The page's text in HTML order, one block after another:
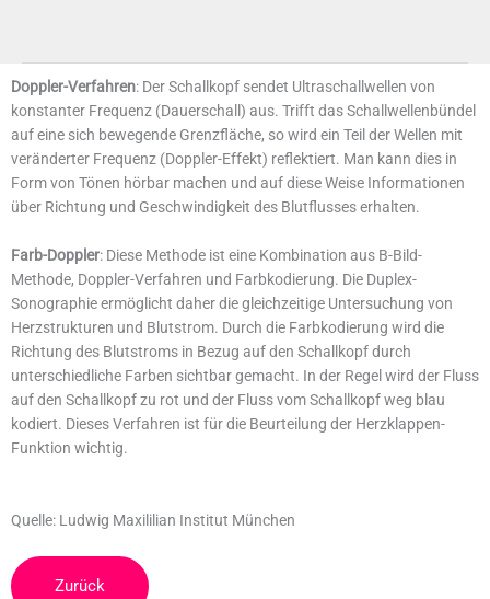
Doppler-Verfahren: Der Schallkopf sendet Ultraschallwellen von
konstanter Frequenz (Dauerschall) aus. Trifft das Schallwellenbündel
auf eine sich bewegende Grenzfläche, so wird ein Teil der Wellen mit
veränderter Frequenz (Doppler-Effekt) reflektiert. Man kann dies in
Form von Tönen hörbar machen und auf diese Weise Informationen
über Richtung und Geschwindigkeit des Blutflusses erhalten.
Farb-Doppler: Diese Methode ist eine Kombination aus B-Bild-
Methode, Doppler-Verfahren und Farbkodierung. Die Duplex-
Sonographie ermöglicht daher die gleichzeitige Untersuchung von
Herzstrukturen und Blutstrom. Durch die Farbkodierung wird die
Richtung des Blutstroms in Bezug auf den Schallkopf durch
unterschiedliche Farben sichtbar gemacht. In der Regel wird der Fluss
auf den Schallkopf zu rot und der Fluss vom Schallkopf weg blau
kodiert. Dieses Verfahren ist für die Beurteilung der Herzklappen-
Funktion wichtig.
Quelle: Ludwig Maxililian Institut München
Zurück